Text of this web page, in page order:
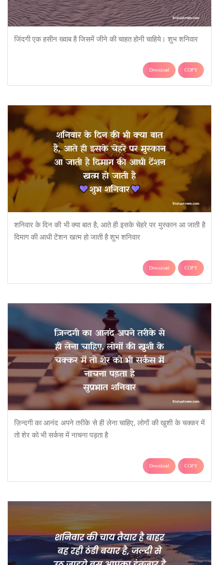
जिंदगी एक हसीन ख्वाब है जिसमें जीने की चाहत होनी चाहिये। शुभ शनिवार
Download COPY
शनिवार के दिन की भी क्या बात है, आते ही इसके चेहरे पर मुस्कान आ जाती है
दिमाग की आधी टेंशन खत्म हो जाती है शुभ शनिवार
Download COPY
ज़िन्दगी का आनंद अपने तरीके से ही लेना चाहिए, लोगों की खुशी के चक्कर में
तो शेर को भी सर्कस में नाचना पड़ता है
Download COPY